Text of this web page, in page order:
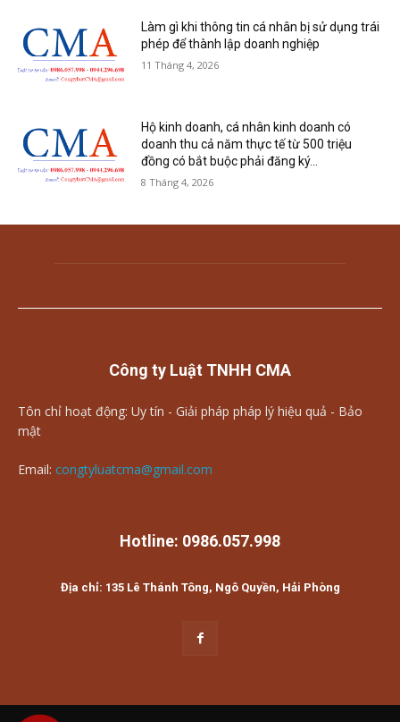
Làm gì khi thông tin cá nhân bị sử dụng trái
phép để thành lập doanh nghiệp
11 Tháng 4, 2026
Hộ kinh doanh, cá nhân kinh doanh có
doanh thu cả năm thực tế từ 500 triệu
đồng có bắt buộc phải đăng ký...
8 Tháng 4, 2026
Công ty Luật TNHH CMA
Tôn chỉ hoạt động: Uy tín - Giải pháp pháp lý hiệu quả - Bảo
mật
Email: congtyluatcma@gmail.com
Hotline: 0986.057.998
Địa chỉ: 135 Lê Thánh Tông, Ngô Quyền, Hải Phòng